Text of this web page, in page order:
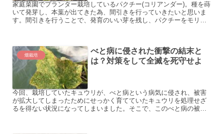
家庭菜園でプランター栽培しているパクチー(コリアンダー)。種を蒔
いて発芽し、本葉が出てきた為、間引きを行っていきたいと思いま
す。間引きを行うことで、発育のいい芽を残し、パクチーをモリモ
畑栽培
べと病に侵された衝撃の結末と
は？対策をして全滅を死守せよ
今回、栽培していたキュウリが、べと病という病気に侵され、被害
が拡大してしまったためにせっかく育てていたキュウリを処理せざ
るを得ない状況になってしまいました。そこで、このべと病の被害